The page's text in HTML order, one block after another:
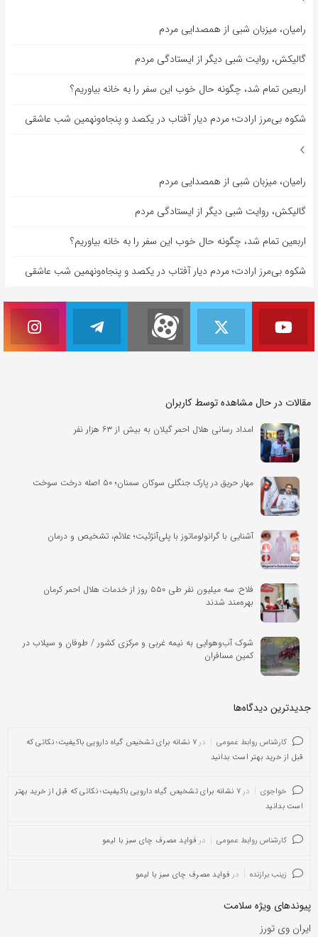
رامیان، میزبان شبی از همصدایی مردم
گالیکش، روایت شبی دیگر از ایستادگی مردم
اربعین تمام شد، چگونه حال خوب این سفر را به خانه بیاوریم؟
شکوه بی‌مرز ارادت؛ مردم دیار آفتاب در یکصد و پنجاه‌ونهمین شب عاشقی
رامیان، میزبان شبی از همصدایی مردم
گالیکش، روایت شبی دیگر از ایستادگی مردم
اربعین تمام شد، چگونه حال خوب این سفر را به خانه بیاوریم؟
شکوه بی‌مرز ارادت؛ مردم دیار آفتاب در یکصد و پنجاه‌ونهمین شب عاشقی
مقالات در حال مشاهده توسط کاربران
امداد رسانی هلال احمر گیلان به بیش از ۶۳ هزار نفر
مهار حریق در پارک جنگلی سوکان سمنان؛ ۵۰ اصله درخت سوخت
آشنایی با گرانولوماتوز با پلی‌آنژئیت؛ علائم، تشخیص و درمان
فلاح: سه میلیون نفر طی ۵۵۰ روز از خدمات هلال احمر کرمان
بهره‌مند شدند
شوک آب‌وهوایی به نیمه غربی و مرکزی کشور / طوفان و سیلاب در
کمین مسافران
جدیدترین دیدگاه‌‌ها
کارشناس روابط عمومی در
۷ نشانه برای تشخیص گیاه دارویی باکیفیت؛ نکاتی که
قبل از خرید بهتر است بدانید
خواجوی در
۷ نشانه برای تشخیص گیاه دارویی باکیفیت؛ نکاتی که قبل از خرید بهتر
است بدانید
کارشناس روابط عمومی در فواید مصرف چای سبز با لیمو
زینب برازنده در فواید مصرف چای سبز با لیمو
پیوندهای ویژه سلامت
ایران وی تورز